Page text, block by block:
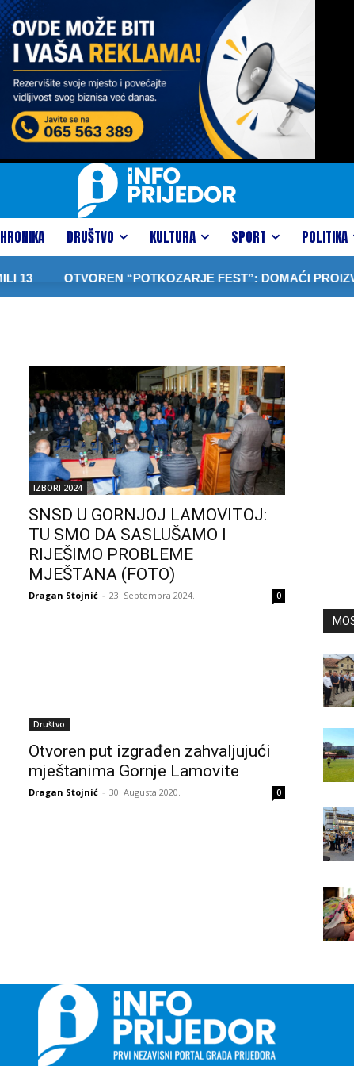
DRUŠTVO KULTURA SPORT POLITIKA
13 OTVOREN “POTKOZARJE FEST”: DOMAĆI
IZBORI 2024
SNSD U GORNJOJ LAMOVITOJ:
TU SMO DA SASLUŠAMO I
RIJEŠIMO PROBLEME
MJEŠTANA (FOTO)
Dragan Stojnić - 23. Septembra 2024. 0
Društvo
Otvoren put izgrađen zahvaljujući
mještanima Gornje Lamovite
Dragan Stojnić - 30. Augusta 2020. 0